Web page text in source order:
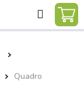
Ricerca
Quadro